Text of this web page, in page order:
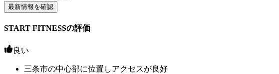
最新情報を確認
START FITNESSの評価
良い
三条市の中心部に位置しアクセスが良好